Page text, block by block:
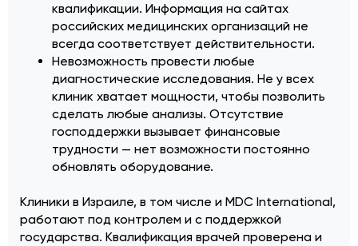
квалификации. Информация на сайтах
российских медицинских организаций не
всегда соответствует действительности.
Невозможность провести любые
диагностические исследования. Не у всех
клиник хватает мощности, чтобы позволить
сделать любые анализы. Отсутствие
господдержки вызывает финансовые
трудности — нет возможности постоянно
обновлять оборудование.
Клиники в Израиле, в том числе и MDC International,
работают под контролем и с поддержкой
государства. Квалификация врачей проверена и